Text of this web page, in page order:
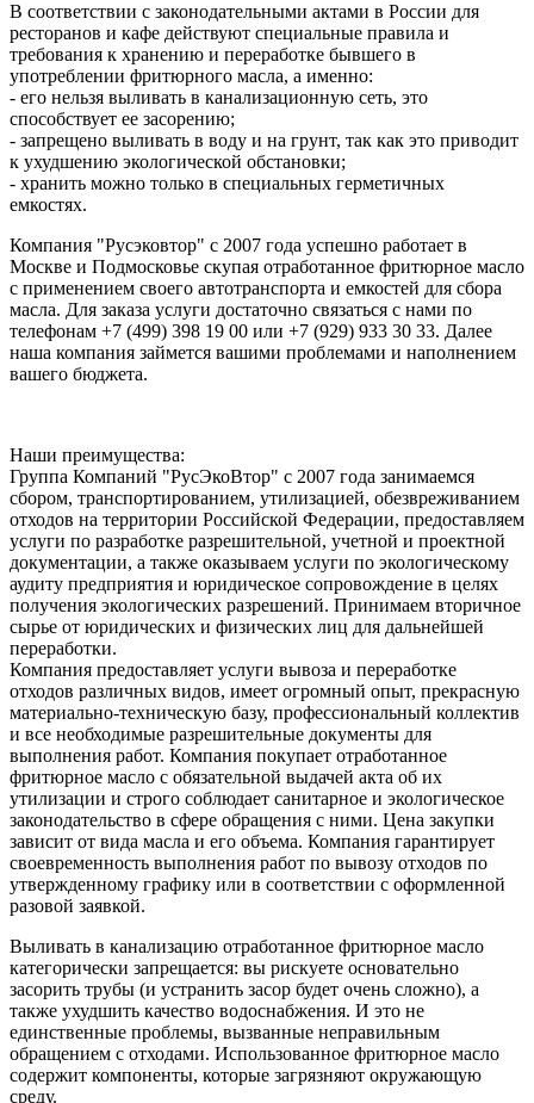
В соответствии с законодательными актами в России для
ресторанов и кафе действуют специальные правила и
требования к хранению и переработке бывшего в
употреблении фритюрного масла, а именно:
- его нельзя выливать в канализационную сеть, это
способствует ее засорению;
- запрещено выливать в воду и на грунт, так как это приводит
к ухудшению экологической обстановки;
- хранить можно только в специальных герметичных
емкостях.
Компания "Русэковтор" с 2007 года успешно работает в
Москве и Подмосковье скупая отработанное фритюрное масло
с применением своего автотранспорта и емкостей для сбора
масла. Для заказа услуги достаточно связаться с нами по
телефонам +7 (499) 398 19 00 или +7 (929) 933 30 33. Далее
наша компания займется вашими проблемами и наполнением
вашего бюджета.
Наши преимущества:
Группа Компаний "РусЭкоВтор" с 2007 года занимаемся
сбором, транспортированием, утилизацией, обезвреживанием
отходов на территории Российской Федерации, предоставляем
услуги по разработке разрешительной, учетной и проектной
документации, а также оказываем услуги по экологическому
аудиту предприятия и юридическое сопровождение в целях
получения экологических разрешений. Принимаем вторичное
сырье от юридических и физических лиц для дальнейшей
переработки.
Компания предоставляет услуги вывоза и переработке
отходов различных видов, имеет огромный опыт, прекрасную
материально-техническую базу, профессиональный коллектив
и все необходимые разрешительные документы для
выполнения работ. Компания покупает отработанное
фритюрное масло с обязательной выдачей акта об их
утилизации и строго соблюдает санитарное и экологическое
законодательство в сфере обращения с ними. Цена закупки
зависит от вида масла и его объема. Компания гарантирует
своевременность выполнения работ по вывозу отходов по
утвержденному графику или в соответствии с оформленной
разовой заявкой.
Выливать в канализацию отработанное фритюрное масло
категорически запрещается: вы рискуете основательно
засорить трубы (и устранить засор будет очень сложно), а
также ухудшить качество водоснабжения. И это не
единственные проблемы, вызванные неправильным
обращением с отходами. Использованное фритюрное масло
содержит компоненты, которые загрязняют окружающую
среду.